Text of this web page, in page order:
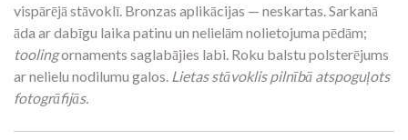
vispārējā stāvoklī. Bronzas aplikācijas — neskartas. Sarkanā
āda ar dabīgu laika patinu un nelielām nolietojuma pēdām;
toolingornaments saglabājies labi. Roku balstu polsterējums
ar nelielu nodilumu galos. Lietas stāvoklis pilnībā atspoguļots
fotogrāfijās.